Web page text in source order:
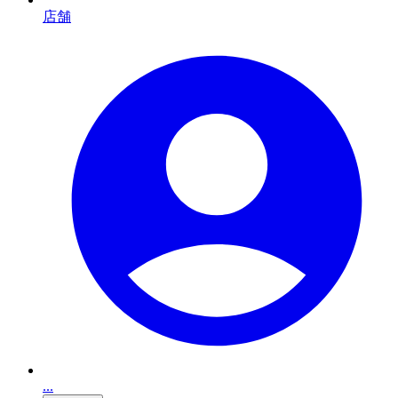
店舗
...